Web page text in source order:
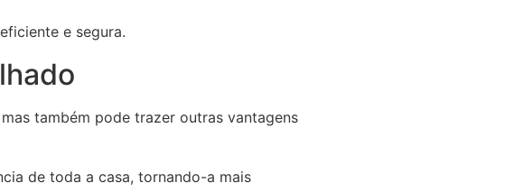
e segura.
também pode trazer outras vantagens
de toda a casa, tornando-a mais